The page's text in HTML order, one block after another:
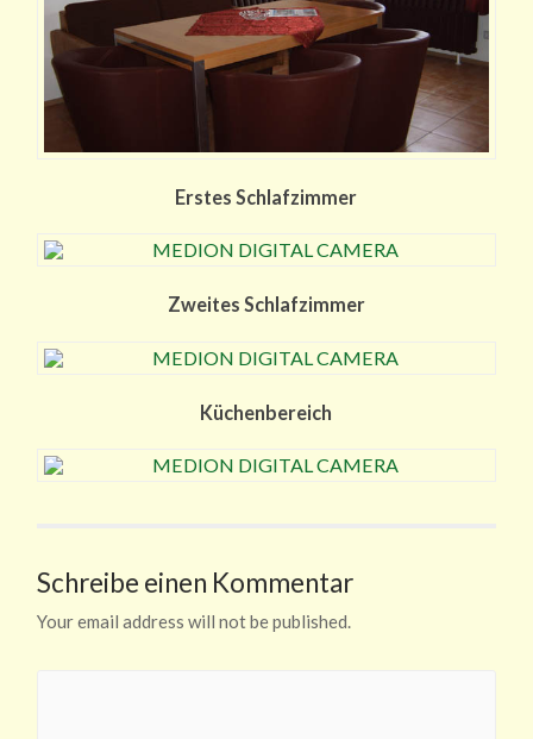
Erstes Schlafzimmer
Zweites Schlafzimmer
Küchenbereich
Schreibe einen Kommentar
Your email address will not be published.